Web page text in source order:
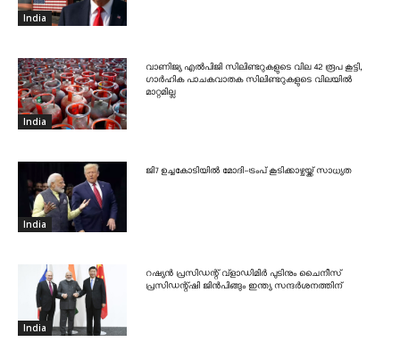
India
India
വാണിജ്യ എൽപിജി സിലിണ്ടറുകളുടെ വില 42 രൂപ കൂട്ടി,
ഗാർഹിക പാചകവാതക സിലിണ്ടറുകളുടെ വിലയിൽ
മാറ്റമില്ല
India
ജി7 ഉച്ചകോടിയിൽ മോദി-ട്രംപ് കൂടിക്കാഴ്ചയ്ക്ക് സാധ്യത
India
റഷ്യൻ പ്രസിഡന്റ് വ്‌ളാഡിമിർ പുടിനും ചൈനീസ്
പ്രസിഡന്റ്ഷി ജിൻപിങ്ങും ഇന്ത്യ സന്ദർശനത്തിന്